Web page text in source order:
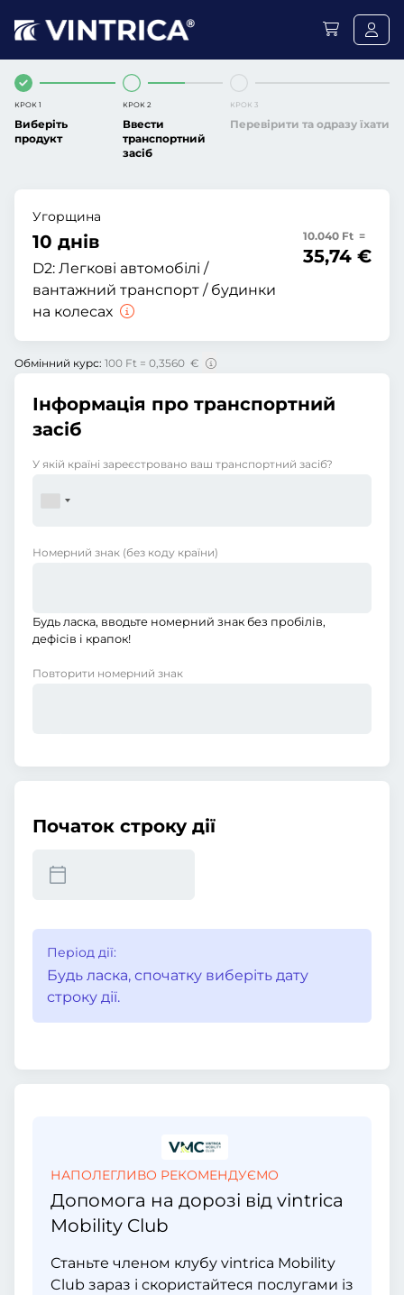
КРОК 1
Виберіть
продукт
КРОК 2
Ввести
транспортний
засіб
КРОК 3
Перевірити та одразу їхати
Угорщина
10 днів
D2: Легкові автомобілі /
вантажний транспорт / будинки
на колесах
10.040 Ft =
35,74 €
Обмінний курс: 100 Ft = 0,3560 €
Інформація про транспортний
засіб
У якій країні зареєстровано ваш транспортний засіб?
Номерний знак (без коду країни)
Будь ласка, вводьте номерний знак без пробілів,
дефісів і крапок!
Повторити номерний знак
Початок строку дії
Період дії:
Будь ласка, спочатку виберіть дату
строку дії.
НАПОЛЕГЛИВО РЕКОМЕНДУЄМО
Допомога на дорозі від vintrica
Mobility Club
Станьте членом клубу vintrica Mobility
Club зараз і скористайтеся послугами із